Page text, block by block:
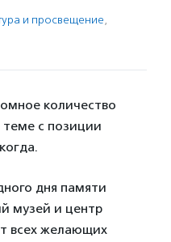
и просвещение,
количество
теме с позиции
дня памяти
музей и центр
всех желающих